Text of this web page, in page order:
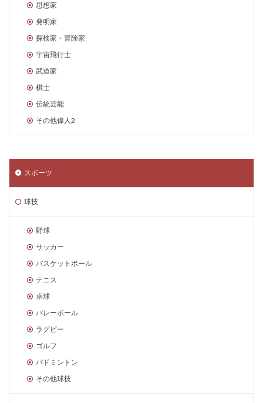
思想家
発明家
探検家・冒険家
宇宙飛行士
武道家
棋士
伝統芸能
その他偉人2
スポーツ
球技
野球
サッカー
バスケットボール
テニス
卓球
バレーボール
ラグビー
ゴルフ
バドミントン
その他球技